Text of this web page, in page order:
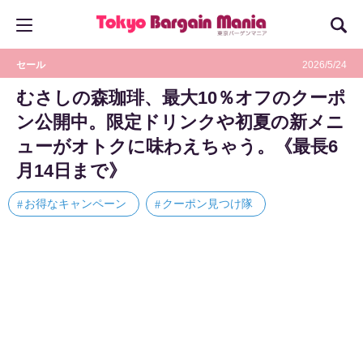
セール 2026/5/24
むさしの森珈琲、最大10％オフのクーポ
ン公開中。限定ドリンクや初夏の新メニ
ューがオトクに味わえちゃう。《最長6
月14日まで》
お得なキャンペーン クーポン見つけ隊